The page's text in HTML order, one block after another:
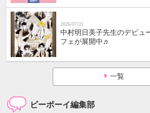
2026/07/21
中村明日美子先生のデビュ
フェが展開中♬
一覧
ビーボーイ編集部